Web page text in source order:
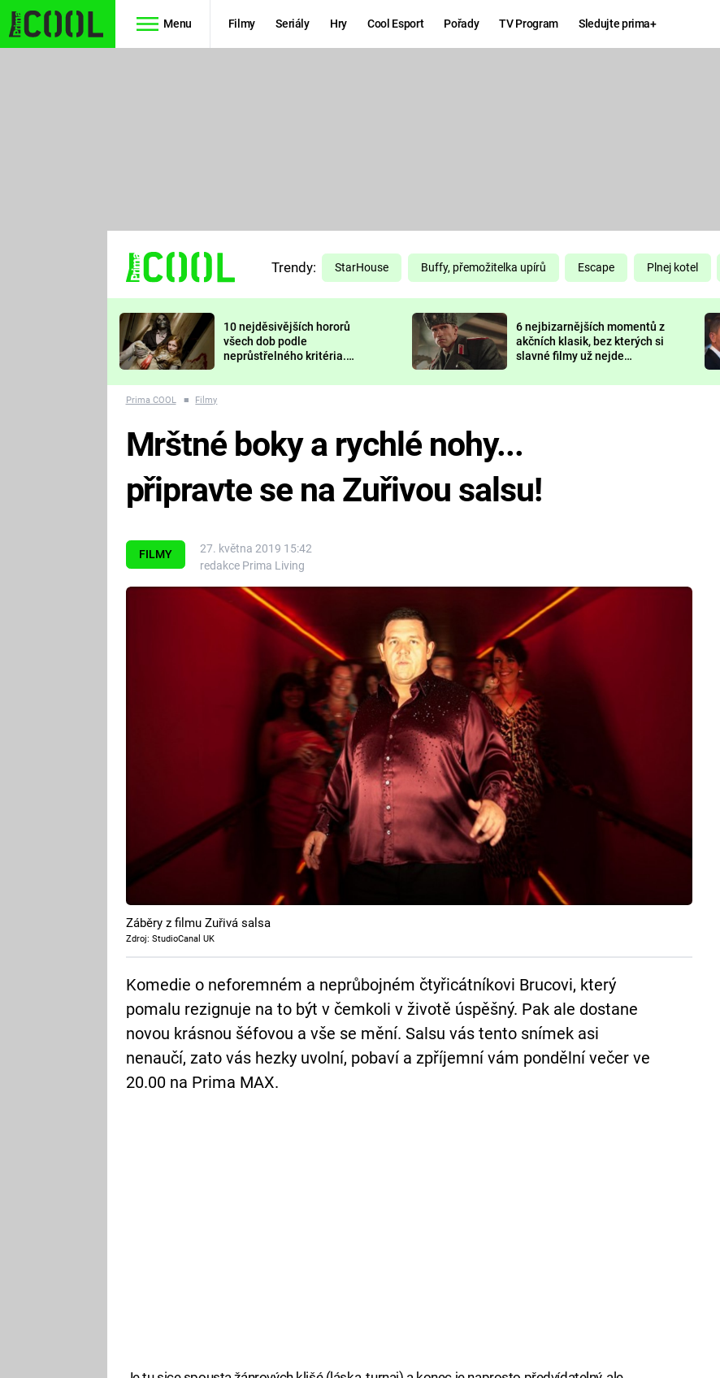
Menu Filmy Seriály Hry Cool Esport Pořady TV Program Sledujte prima+
TŘESKU
FUTURAMA
PREDÁTOR
DELIVERANCE
CHUCK
Trendy: StarHouse Buffy, přemožitelka upírů Escape Plnej kotel
10 nejděsivějších hororů
všech dob podle
neprůstřelného kritéria.
nejvíc zvednou tep?
6 nejbizarnějších momentů z
akčních klasik, bez kterých si
slavné filmy už nejde
Prima COOL ■ Filmy
FILMY
27. května 2019 15:42
redakce Prima Living
Mrštné boky a rychlé nohy...
připravte se na Zuřivou salsu!
Záběry z filmu Zuřivá salsa
Zdroj: StudioCanal UK
Komedie o neforemném a neprůbojném čtyřicátníkovi Brucovi, který
pomalu rezignuje na to být v čemkoli v životě úspěšný. Pak ale dostane
novou krásnou šéfovou a vše se mění. Salsu vás tento snímek asi
nenaučí, zato vás hezky uvolní, pobaví a zpříjemní vám pondělní večer ve
20.00 na Prima MAX.